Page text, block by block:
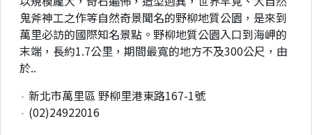
鬼斧神工之作等自然奇景聞名的野柳地質公園，是來到
萬里必訪的國際知名景點。野柳地質公園入口到海岬的
末端，長約1.7公里，期間最寬的地方不及300公尺，由
於..
新北市萬里區 野柳里港東路167-1號
(02)24922016